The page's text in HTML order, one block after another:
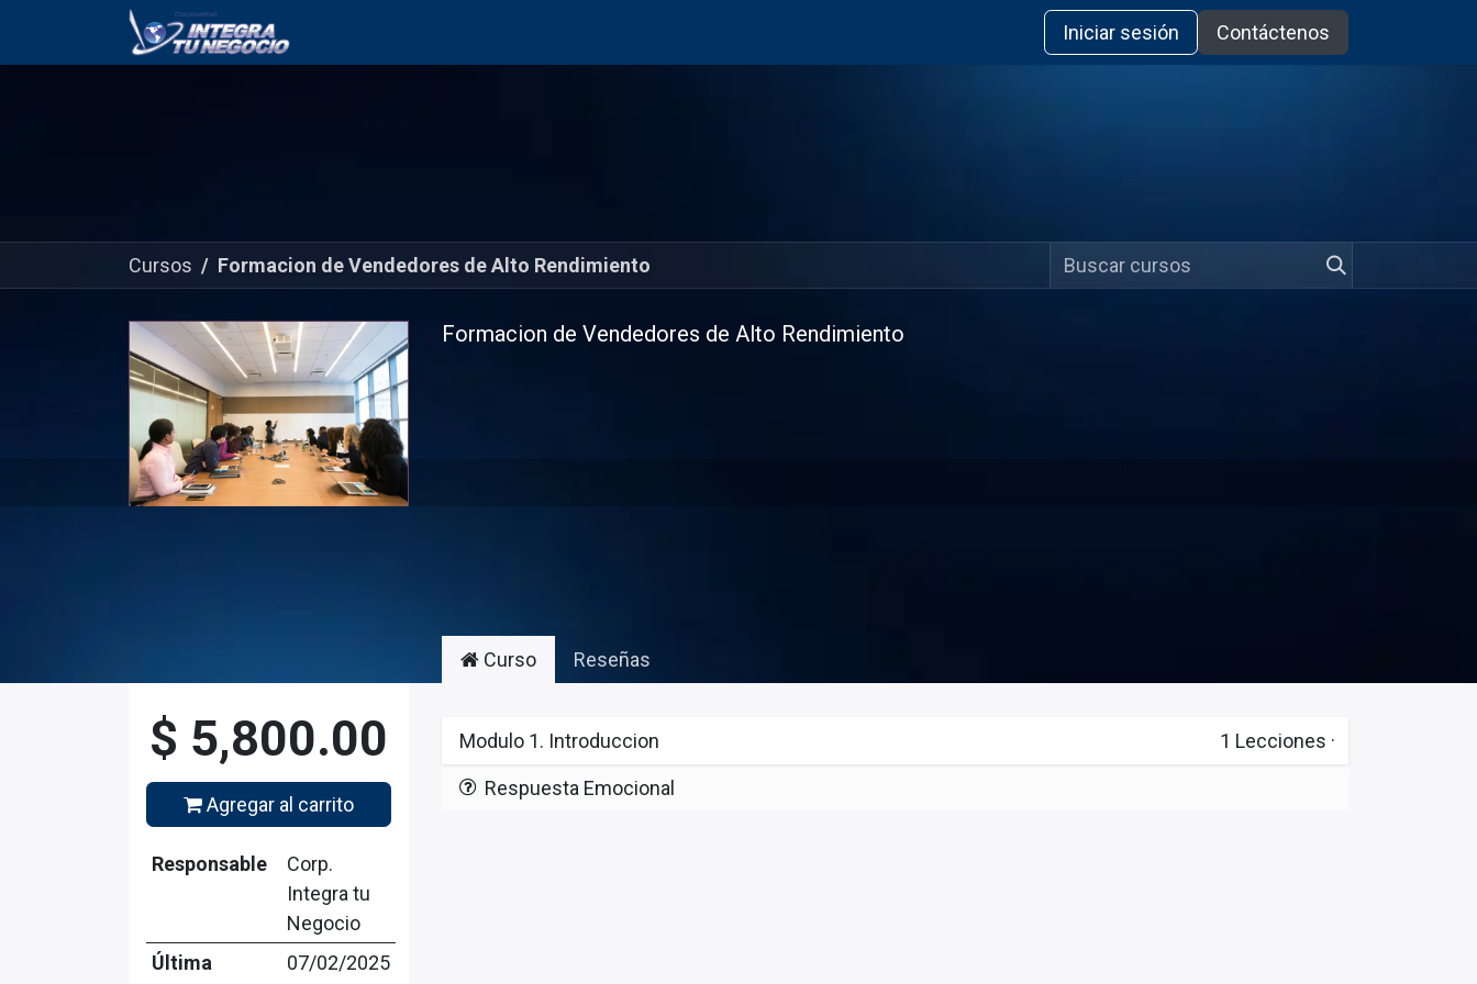
Iniciar sesión Contáctenos
Cursos Formacion de Vendedores de Alto Rendimiento
Formacion de Vendedores de Alto Rendimiento
$ 5,800.00
Agregar al carrito
Responsable
Corp.
Integra tu
Negocio
Última
07/02/2025
Curso Reseñas
Modulo 1. Introduccion 1 Lecciones ·
Respuesta Emocional